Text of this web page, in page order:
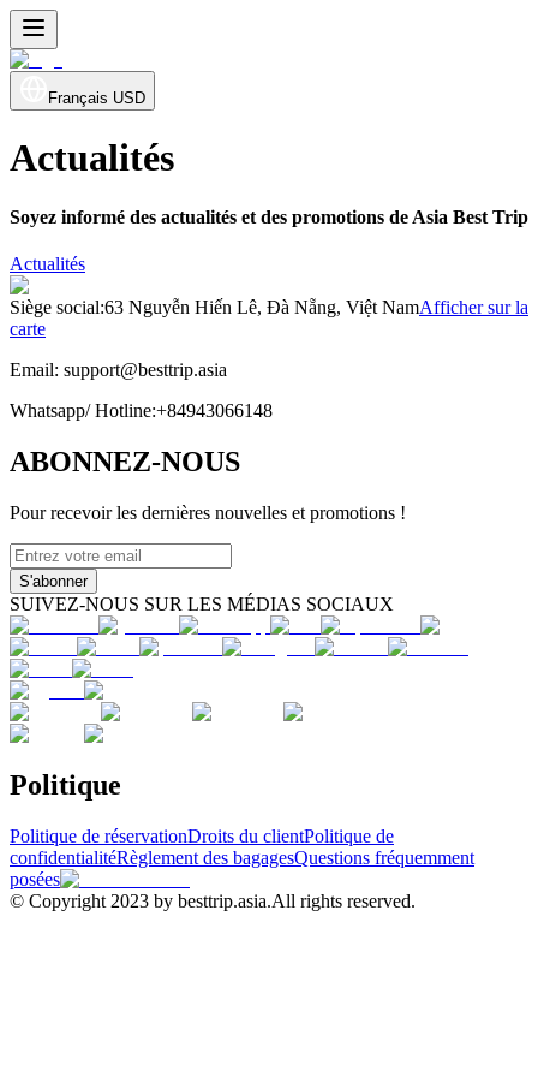
Français USD
Actualités
Soyez informé des actualités et des promotions de Asia Best Trip
Actualités
Siège social:63 Nguyễn Hiến Lê, Đà Nẵng, Việt NamAfficher sur la
carte
Email: support@besttrip.asia
Whatsapp/Hotline:+84943066148
ABONNEZ-NOUS
Pour recevoir les dernières nouvelles et promotions !
S'abonner
SUIVEZ-NOUS SUR LES MÉDIAS SOCIAUX
Politique
Politique de réservationDroits du clientPolitique de
confidentialitéRèglement des bagagesQuestions fréquemment
posées
© Copyright 2023 by besttrip.asia.All rights reserved.